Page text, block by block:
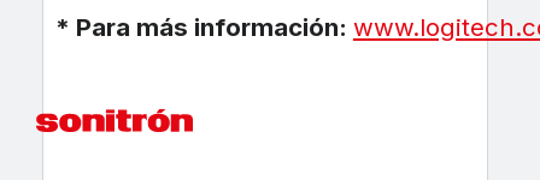
* Para más información: